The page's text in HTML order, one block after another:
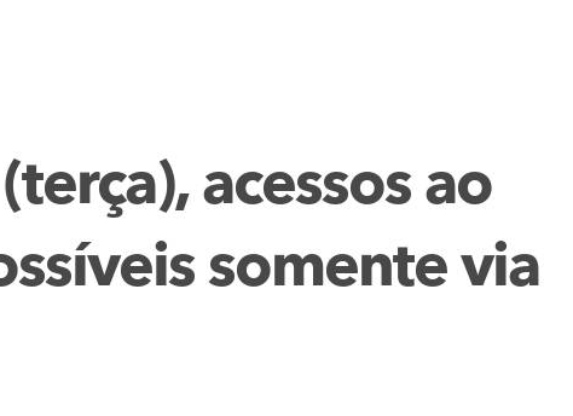
acessos ao
somente via